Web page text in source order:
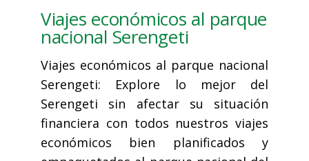
Viajes económicos al parque
nacional Serengeti
Viajes económicos al parque nacional
Serengeti: Explore lo mejor del
Serengeti sin afectar su situación
financiera con todos nuestros viajes
económicos bien planificados y